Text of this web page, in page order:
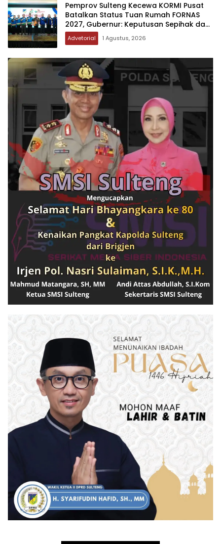
Pemprov Sulteng Kecewa KORMI Pusat
Batalkan Status Tuan Rumah FORNAS
2027, Gubernur: Keputusan Sepihak dan
Tanpa Koordinasi
Advetorial 1 Agustus, 2026